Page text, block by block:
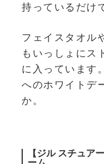
持っているだけ
フェイスタオル
もいっしょにス
に入っています
へのホワイトデ
か。